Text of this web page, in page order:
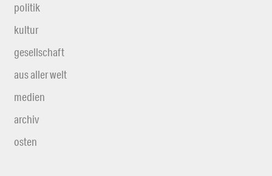
politik
kultur
gesellschaft
aus aller welt
medien
archiv
osten